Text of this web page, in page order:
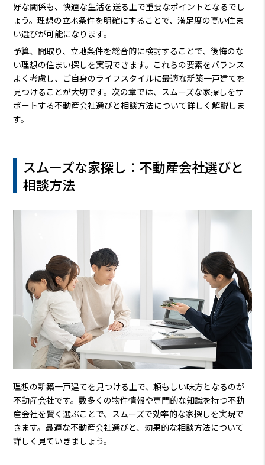
好な関係も、快適な生活を送る上で重要なポイントとなるでし
ょう。理想の立地条件を明確にすることで、満足度の高い住ま
い選びが可能になります。
予算、間取り、立地条件を総合的に検討することで、後悔のな
い理想の住まい探しを実現できます。これらの要素をバランス
よく考慮し、ご自身のライフスタイルに最適な新築一戸建てを
見つけることが大切です。次の章では、スムーズな家探しをサ
ポートする不動産会社選びと相談方法について詳しく解説しま
す。
スムーズな家探し：不動産会社選びと
相談方法
理想の新築一戸建てを見つける上で、頼もしい味方となるのが
不動産会社です。数多くの物件情報や専門的な知識を持つ不動
産会社を賢く選ぶことで、スムーズで効率的な家探しを実現で
きます。最適な不動産会社選びと、効果的な相談方法について
詳しく見ていきましょう。